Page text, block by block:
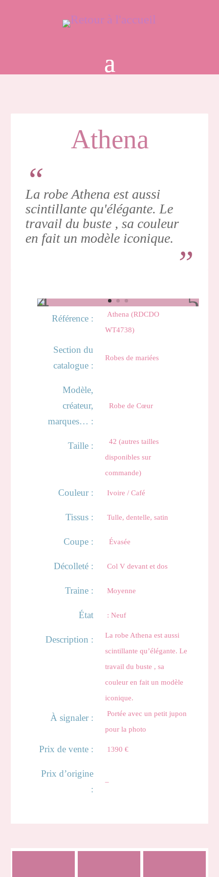
Athena
La robe Athena est aussi
scintillante qu'élégante. Le
travail du buste , sa couleur
en fait un modèle iconique.
Référence :
Athena (RDCDO
WT4738)
Section du
catalogue :
Robes de mariées
Modèle,
créateur,
marques… :
Robe de Cœur
Taille :
42 (autres tailles
disponibles sur
commande)
Couleur : Ivoire / Café
Tissus : Tulle, dentelle, satin
Coupe : Évasée
Décolleté : Col V devant et dos
Traine : Moyenne
État : Neuf
Description :
La robe Athena est aussi
scintillante qu’élégante. Le
travail du buste , sa
couleur en fait un modèle
iconique.
À signaler :
Portée avec un petit jupon
pour la photo
Prix de vente : 1390 €
Prix d’origine
:
–